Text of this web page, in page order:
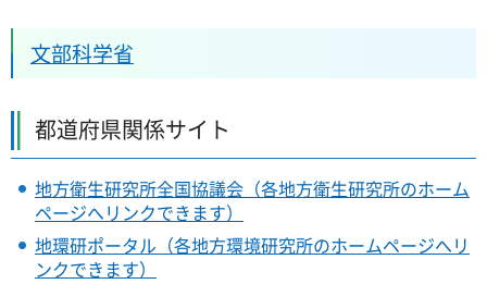
文部科学省
都道府県関係サイト
地方衛生研究所全国協議会（各地方衛生研究所のホーム
ページへリンクできます）
地環研ポータル（各地方環境研究所のホームページへリ
ンクできます）